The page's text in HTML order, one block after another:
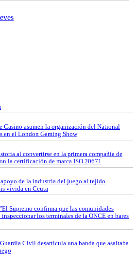
Casino asumen la organización del National
en el London Gaming Show
al convertirse en la primera compañía de
la certificación de marca ISO 20671
de la industria del juego al tejido
vivida en Ceuta
Supremo confirma que las comunidades
los terminales de la ONCE en bares
Civil desarticula una banda que asaltaba